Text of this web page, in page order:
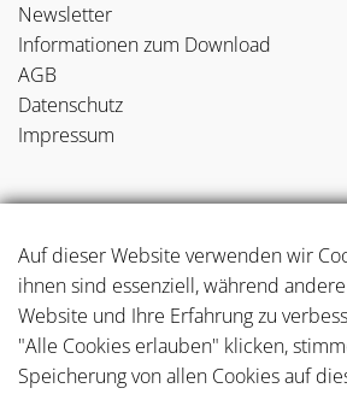
Newsletter
Informationen zum Download
AGB
Datenschutz
Impressum
Case Study: Haptische
Touch-Veredelung
Auf dieser Website verwenden wir
ihnen sind essenziell, während
Website und Ihre Erfahrung zu
"Alle Cookies erlauben" klicken,
Speicherung von allen Cookies auf